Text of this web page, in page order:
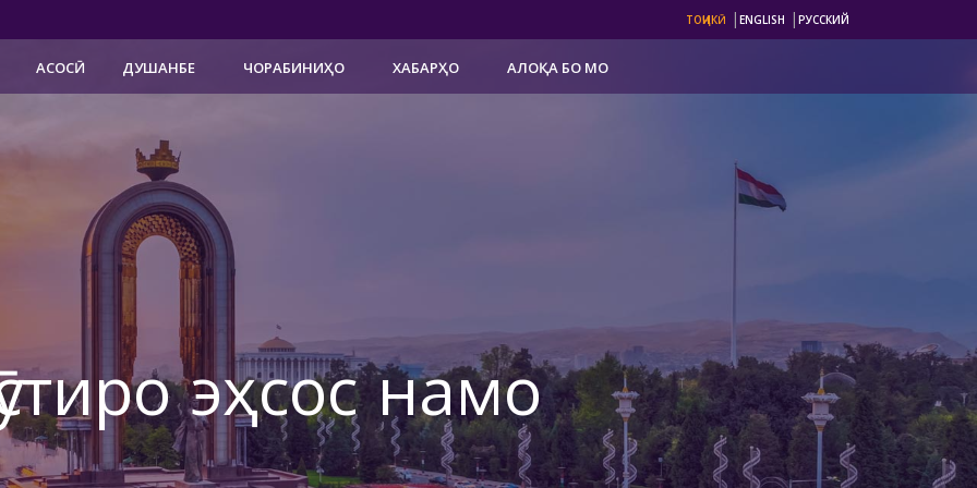
ТОҶИКӢ | ENGLISH | РУССКИЙ
АСОСӢ ДУШАНБЕ ЧОРАБИНИҲО ХАБАРҲО АЛОҚА БО МО
эҳсос намо